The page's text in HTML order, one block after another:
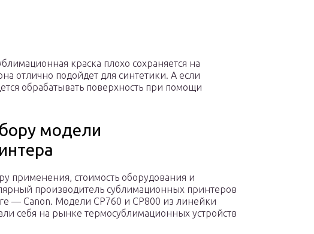
краска плохо сохраняется на
отлично подойдет для синтетики. А если
обрабатывать поверхность при помощи
модели
применения, стоимость оборудования и
производитель сублимационных принтеров
— Canon. Модели CP760 и CP800 из линейки
себя на рынке термосублимационных устройств